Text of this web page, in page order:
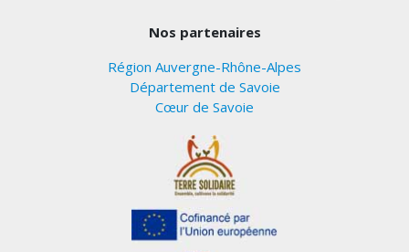
Nos partenaires
Région Auvergne-Rhône-Alpes
Département de Savoie
Cœur de Savoie